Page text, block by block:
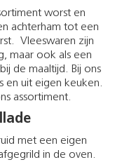
worst en
achterham tot een
Vleeswaren zijn
maar ook als een
de maaltijd. Bij ons
en uit eigen keuken.
assortiment.
met een eigen
in de oven.